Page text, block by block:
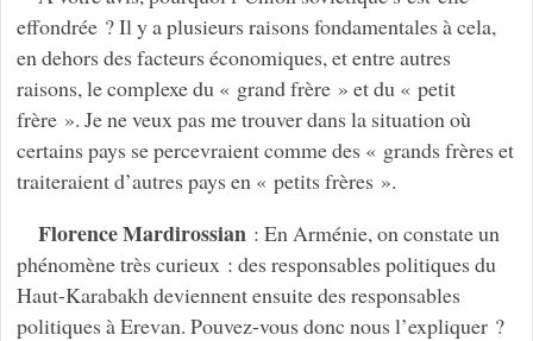
effondrée ? Il y a plusieurs raisons fondamentales à cela,
en dehors des facteurs économiques, et entre autres
raisons, le complexe du « grand frère » et du « petit
frère ». Je ne veux pas me trouver dans la situation où
certains pays se percevraient comme des « grands frères et
traiteraient d’autres pays en « petits frères ».
Florence Mardirossian : En Arménie, on constate un
phénomène très curieux : des responsables politiques du
Haut-Karabakh deviennent ensuite des responsables
politiques à Erevan. Pouvez-vous donc nous l’expliquer ?